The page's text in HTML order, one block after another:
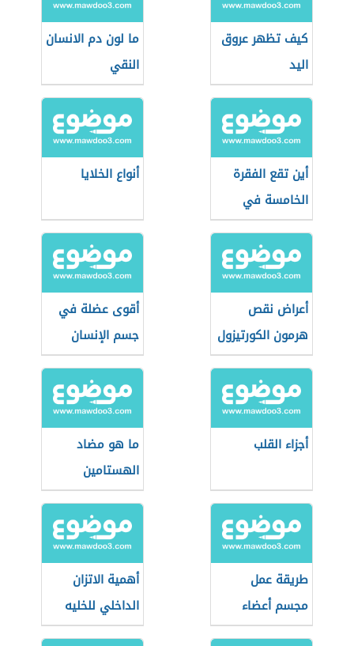
كيف تظهر عروق
اليد
ما لون دم الانسان
النقي
أين تقع الفقرة
الخامسة في
العمود الفقري
أنواع الخلايا
أعراض نقص
هرمون الكورتيزول
أقوى عضلة في
جسم الإنسان
أجزاء القلب
ما هو مضاد
الهستامين
طريقة عمل
مجسم أعضاء
جسم الإنسان
أهمية الاتزان
الداخلي للخليه